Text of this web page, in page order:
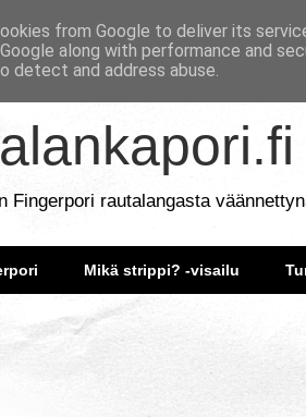
Fingerpori rautalangasta
Mikä strippi? -visailu
from Google to deliver its
along with performance and
detect and address abuse.